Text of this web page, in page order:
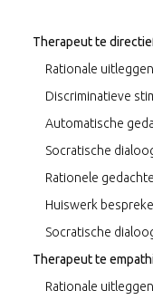
Therapeut te
Rationale uitleggen
Discriminatieve
Automatische
Socratische
Rationele
Huiswerk
Socratische
Therapeut te
Rationale uitleggen